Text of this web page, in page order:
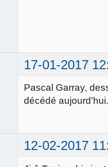
17-01-2017
Pascal Garray,
décédé aujourd'hui.
12-02-2017